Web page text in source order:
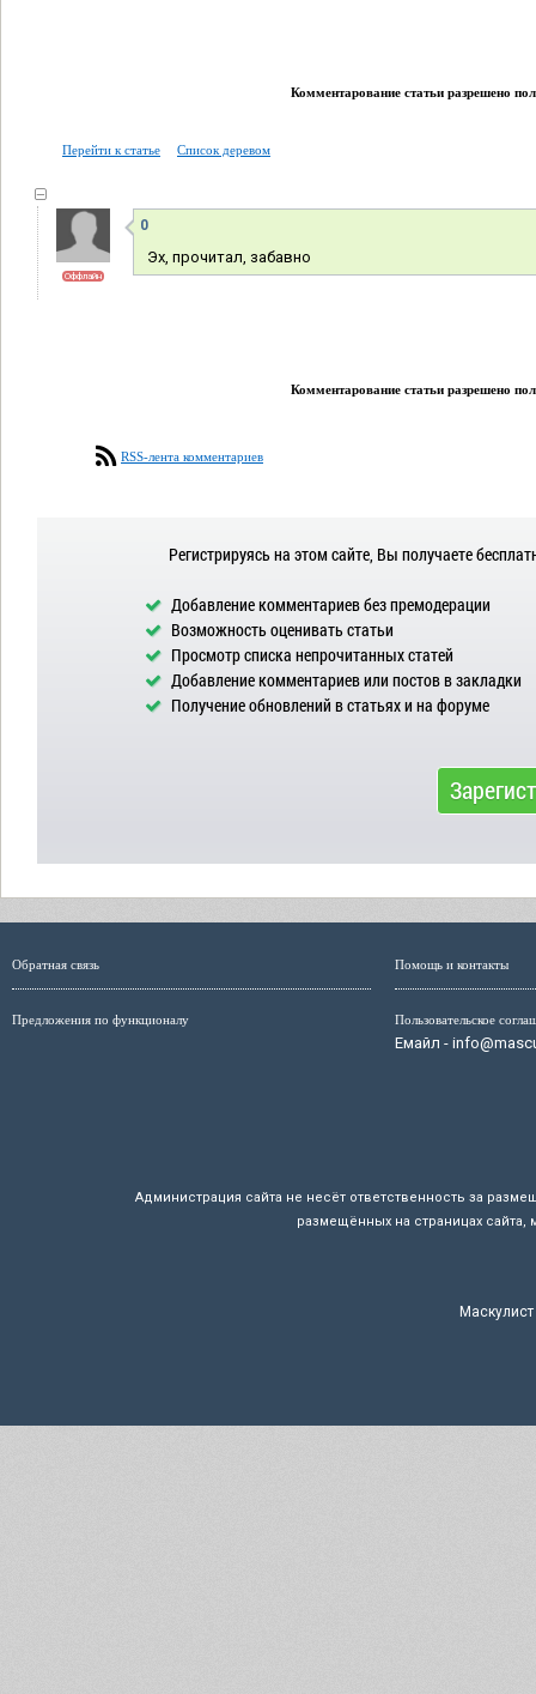
Комментарование статьи разрешено
Перейти к статье Список деревом
Оффлайн
0
Эх, прочитал, забавно
Комментарование статьи разрешено
RSS-лента комментариев
Регистрируясь на этом сайте, Вы получаете
Добавление комментариев без премодерации
Возможность оценивать статьи
Просмотр списка непрочитанных статей
Добавление комментариев или постов в закладки
Получение обновлений в статьях и на форуме
Обратная связь
Предложения по функционалу
Помощь и контакты
Пользовательское
Емайл -
Администрация сайта не несёт ответственность за
размещённых на страницах